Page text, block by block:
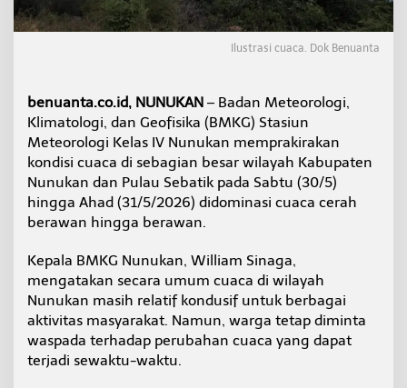
B
u
n
u
k
a
n
M
i
a
N
e
l
a
y
a
Ilustrasi cuaca. Dok Benuanta
benuanta.co.id, NUNUKAN – Badan Meteorologi,
Klimatologi, dan Geofisika (BMKG) Stasiun
Meteorologi Kelas IV Nunukan memprakirakan
kondisi cuaca di sebagian besar wilayah Kabupaten
Nunukan dan Pulau Sebatik pada Sabtu (30/5)
hingga Ahad (31/5/2026) didominasi cuaca cerah
berawan hingga berawan.
Kepala BMKG Nunukan, William Sinaga,
mengatakan secara umum cuaca di wilayah
Nunukan masih relatif kondusif untuk berbagai
aktivitas masyarakat. Namun, warga tetap diminta
waspada terhadap perubahan cuaca yang dapat
terjadi sewaktu-waktu.